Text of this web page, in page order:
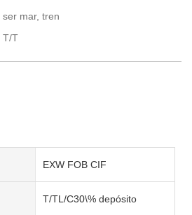
ser mar, tren
T/T
EXW FOB CIF
T/TL/C30\% depósito